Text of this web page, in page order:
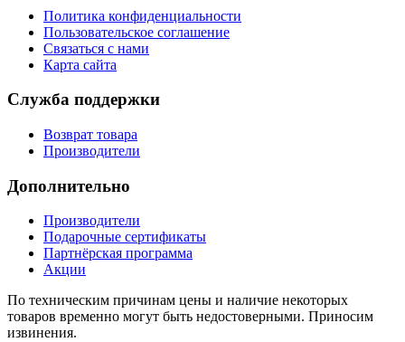
Политика конфиденциальности
Пользовательское соглашение
Связаться с нами
Карта сайта
Служба поддержки
Возврат товара
Производители
Дополнительно
Производители
Подарочные сертификаты
Партнёрская программа
Акции
По техническим причинам цены и наличие некоторых
товаров временно могут быть недостоверными. Приносим
извинения.